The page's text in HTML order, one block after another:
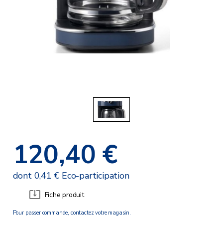
120,40 €
dont 0,41 € Eco-participation
Fiche produit
Pour passer commande, contactez votre magasin.